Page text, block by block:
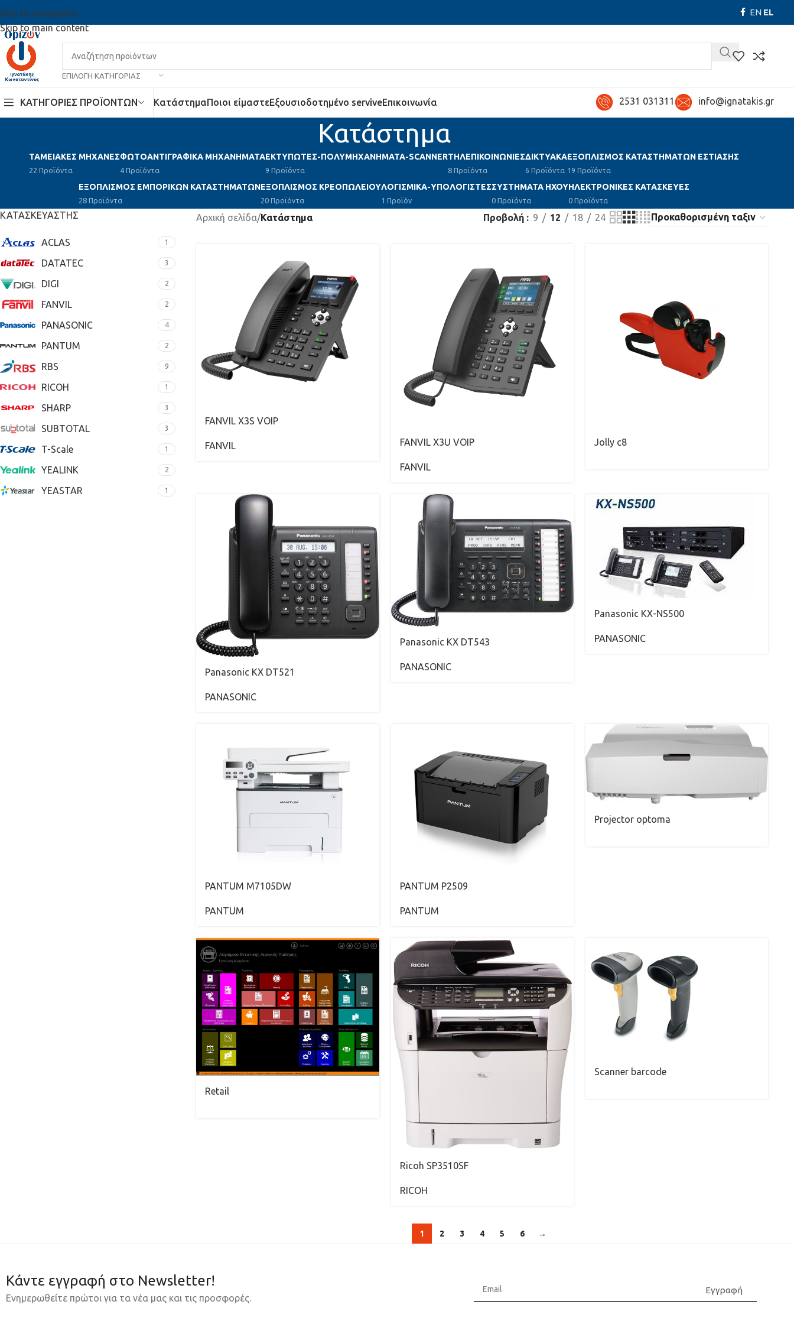
Skip to navigation
Skip to main content
EN EL
ΕΠΙΛΟΓΉ ΚΑΤΗΓΟΡΊΑΣ
ΚΑΤΗΓΟΡΙΕΣ ΠΡΟΪΟΝΤΩΝ ΚατάστημαΠοιοι είμαστεΕξουσιοδοτημένο serviveΕπικοινωνία 2531 031311 info@ignatakis.gr
Κατάστημα
ΤΑΜΕΙΑΚΕΣ ΜΗΧΑΝΕΣ
22 Προϊόντα
ΦΩΤΟΑΝΤΙΓΡΑΦΙΚΑ ΜΗΧΑΝΗΜΑΤΑ
4 Προϊόντα
ΕΚΤΥΠΩΤΕΣ-ΠΟΛΥΜΗΧΑΝΗΜΑΤΑ-SCANNER
9 Προϊόντα
ΤΗΛΕΠΙΚΟΙΝΩΝΙΕΣ
8 Προϊόντα
ΔΙΚΤΥΑΚΑ
6 Προϊόντα
ΕΞΟΠΛΙΣΜΟΣ ΚΑΤΑΣΤΗΜΑΤΩΝ ΕΣΤΙΑΣΗΣ
19 Προϊόντα
ΕΞΟΠΛΙΣΜΟΣ ΕΜΠΟΡΙΚΩΝ ΚΑΤΑΣΤΗΜΑΤΩΝ
28 Προϊόντα
ΕΞΟΠΛΙΣΜΟΣ ΚΡΕΟΠΩΛΕΙΟΥ
20 Προϊόντα
ΛΟΓΙΣΜΙΚΑ-ΥΠΟΛΟΓΙΣΤΕΣ
1 Προϊόν
ΣΥΣΤΗΜΑΤΑ ΗΧΟΥ
0 Προϊόντα
ΗΛΕΚΤΡΟΝΙΚΕΣ ΚΑΤΑΣΚΕΥΕΣ
0 Προϊόντα
ΚΑΤΑΣΚΕΥΑΣΤΗΣ
ACLAS 1
DATATEC 3
DIGI 2
FANVIL 2
PANASONIC 4
PANTUM 2
RBS 9
RICOH 1
SHARP 3
SUBTOTAL 3
T-Scale 1
YEALINK 2
YEASTAR 1
Αρχική σελίδα/Κατάστημα Προβολή 9 12 18 24
FANVIL X3S VOIP
FANVIL FANVIL X3U VOIP
FANVIL
Jolly c8
Panasonic KX DT521
PANASONIC
Panasonic KX DT543
PANASONIC
Panasonic KX-NS500
PANASONIC
PANTUM M7105DW
PANTUM
PANTUM P2509
PANTUM
Projector optoma
Retail
Ricoh SP3510SF
RICOH
Scanner barcode
1 2 3 4 5 6 →
Κάντε εγγραφή στο Newsletter!
Ενημερωθείτε πρώτοι για τα νέα μας και τις προσφορές.
Εγγραφή